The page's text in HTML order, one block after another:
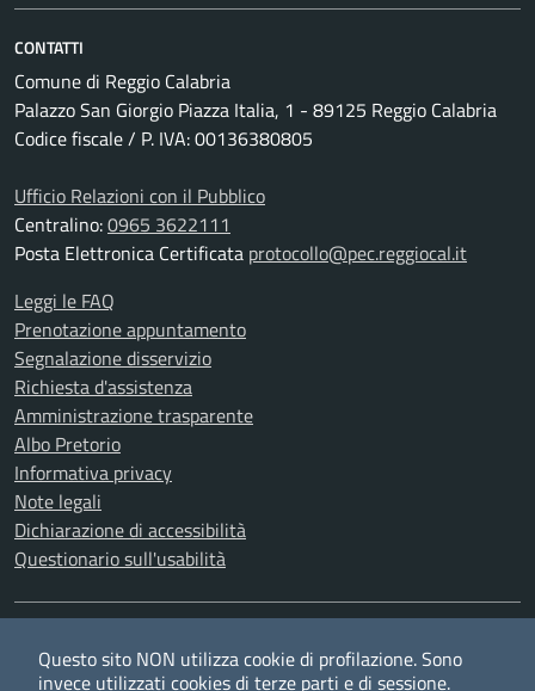
CONTATTI
Comune di Reggio Calabria
Palazzo San Giorgio Piazza Italia, 1 - 89125 Reggio Calabria
Codice fiscale / P. IVA: 00136380805
Ufficio Relazioni con il Pubblico
Centralino:0965 3622111
Posta Elettronica Certificata protocollo@pec.reggiocal.it
Leggi le FAQ
Prenotazione appuntamento
Segnalazione disservizio
Richiesta d'assistenza
Amministrazione trasparente
Albo Pretorio
Informativa privacy
Note legali
Dichiarazione di accessibilità
Questionario sull'usabilità
TwitterFacebookYouTubeRSS
Questo sito NON utilizza cookie di profilazione. Sono
invece utilizzati cookies di terze parti e di sessione.